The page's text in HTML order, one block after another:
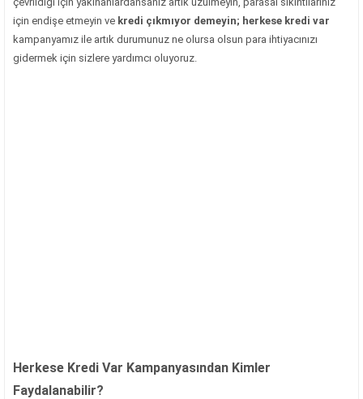
için endişe etmeyin ve kredi çıkmıyor demeyin; herkese kredi var
kampanyamız ile artık durumunuz ne olursa olsun para ihtiyacınızı
gidermek için sizlere yardımcı oluyoruz.
Herkese Kredi Var Kampanyasından Kimler
Faydalanabilir?